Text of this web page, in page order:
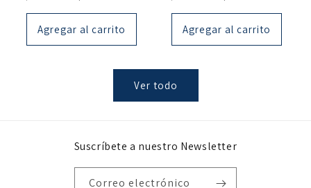
habitual de
oferta
Agregar al carrito
habitual de
oferta
Agregar al carrito
Ver todo
Suscríbete a nuestro Newsletter
Correo electrónico